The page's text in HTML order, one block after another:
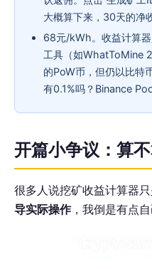
大概算下来，30天的净
68元/kWh。收益计算
工具（如WhatToMine
的PoW币，但仍以比特
有0.1%吗？Binance
开篇小争议：算
很多人说挖矿收益计算器只
导实际操作，我倒是有点自